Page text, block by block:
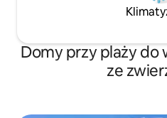
Domy przy plaży do
ze